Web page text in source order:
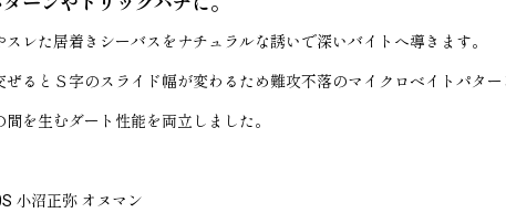
レた居着きシーバスをナチュラルな誘いで深いバイトへ導きます。
るとＳ字のスライド幅が変わるため難攻不落のマイクロベイトパター
を生むダート性能を両立しました。
小沼正弥 オヌマン